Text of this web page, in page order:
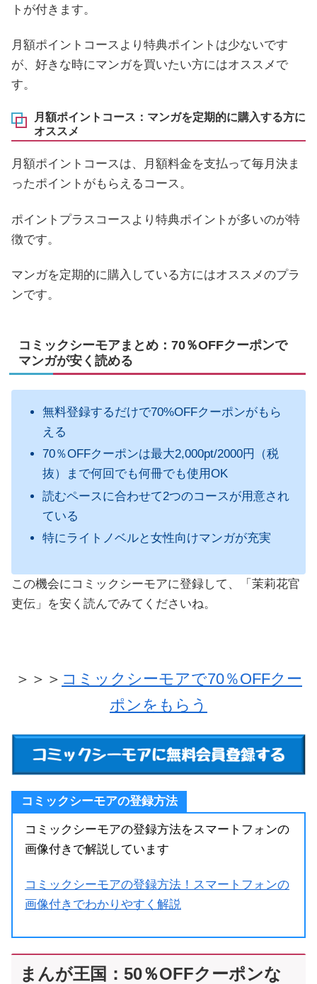
トが付きます。
月額ポイントコースより特典ポイントは少ないです
が、好きな時にマンガを買いたい方にはオススメで
す。
月額ポイントコース：マンガを定期的に購入する方に
オススメ
月額ポイントコースは、月額料金を支払って毎月決ま
ったポイントがもらえるコース。
ポイントプラスコースより特典ポイントが多いのが特
徴です。
マンガを定期的に購入している方にはオススメのプラ
ンです。
コミックシーモアまとめ：70％OFFクーポンで
マンガが安く読める
無料登録するだけで70%OFFクーポンがもら
える
70％OFFクーポンは最大2,000pt/2000円（税
抜）まで何回でも何冊でも使用OK
読むペースに合わせて2つのコースが用意され
ている
特にライトノベルと女性向けマンガが充実
この機会にコミックシーモアに登録して、「茉莉花官
吏伝」を安く読んでみてくださいね。
＞＞＞ コミックシーモアで70％OFFクー
ポンをもらう
コミックシーモアの登録方法
コミックシーモアの登録方法をスマートフォンの
画像付きで解説しています
コミックシーモアの登録方法！スマートフォンの
画像付きでわかりやすく解説
まんが王国：50％OFFクーポンな